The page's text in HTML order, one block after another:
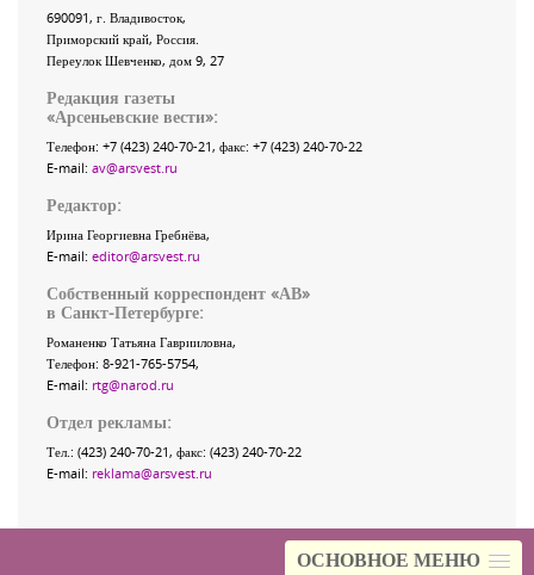
ОСНОВНОЕ МЕНЮ
690091, г. Владивосток,
Приморский край, Россия
Переулок Шевченко, дом 9, 27
Редакция газеты
«Арсеньевские вести»:
Телефон: +7 (423) 240-70-21, факс: +7 (423) 240-70-22
E-mail: av@arsvest.ru
Редактор:
Ирина Георгиевна Гребнёва,
E-mail: editor@arsvest.ru
Собственный корреспондент «АВ»
в Санкт-Петербурге:
Романенко Татьяна Гаврииловна,
Телефон: 8-921-765-5754,
E-mail: rtg@narod.ru
Отдел рекламы:
Тел.: (423) 240-70-21, факс: (423) 240-70-22
E-mail: reklama@arsvest.ru